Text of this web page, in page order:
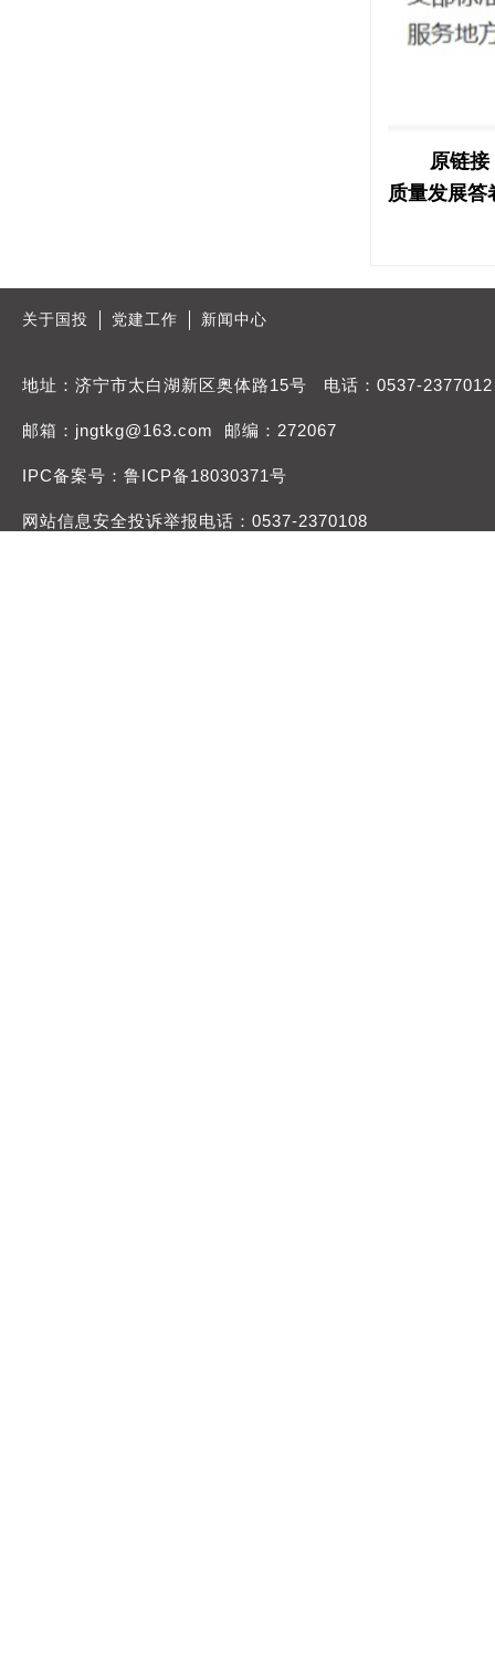
原链接
质量发展答
关于国投 党建工作 新闻中心
地址：济宁市太白湖新区奥体路15号 电话：0537-2377012
邮箱：jngtkg@163.com 邮编：272067
IPC备案号：鲁ICP备18030371号
网站信息安全投诉举报电话：0537-2370108